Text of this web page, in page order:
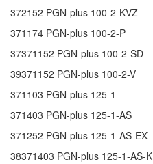
372152 PGN-plus 100-2-KVZ
371174 PGN-plus 100-2-P
37371152 PGN-plus 100-2-SD
39371152 PGN-plus 100-2-V
371103 PGN-plus 125-1
371403 PGN-plus 125-1-AS
371252 PGN-plus 125-1-AS-EX
38371403 PGN-plus 125-1-AS-K